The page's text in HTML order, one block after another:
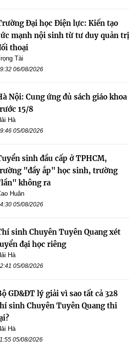
Đại học Điện lực: Kiến tạo
mạnh nội sinh từ tư duy quản trị
thoại
Tài
06/08/2026
Nội: Cung ứng đủ sách giáo khoa
15/8
Hà
05/08/2026
sinh đầu cấp ở TPHCM,
"đầy ắp" học sinh, trường
không ra
Huân
05/08/2026
sinh Chuyên Tuyên Quang xét
đại học riêng
Hà
05/08/2026
GD&ĐT lý giải vì sao tất cả 328
sinh Chuyên Tuyên Quang thi
Hà
05/08/2026